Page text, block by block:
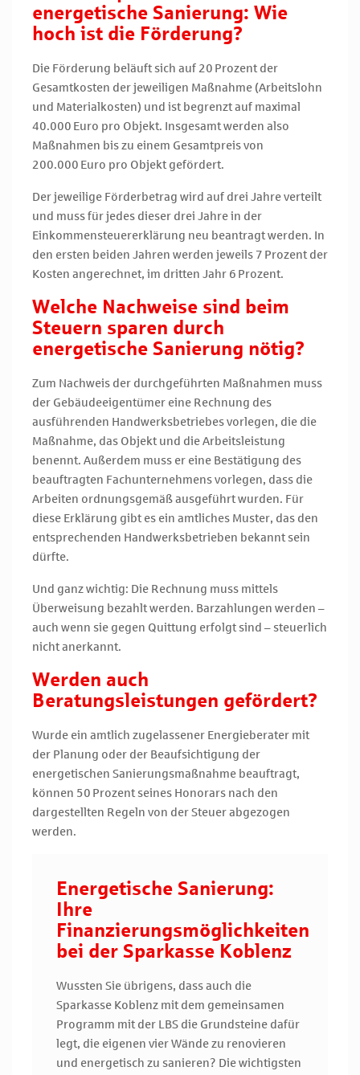
energetische Sanierung: Wie
hoch ist die Förderung?
Die Förderung beläuft sich auf 20 Prozent der
Gesamtkosten der jeweiligen Maßnahme (Arbeitslohn
und Materialkosten) und ist begrenzt auf maximal
40.000 Euro pro Objekt. Insgesamt werden also
Maßnahmen bis zu einem Gesamtpreis von
200.000 Euro pro Objekt gefördert.
Der jeweilige Förderbetrag wird auf drei Jahre verteilt
und muss für jedes dieser drei Jahre in der
Einkommensteuererklärung neu beantragt werden. In
den ersten beiden Jahren werden jeweils 7 Prozent der
Kosten angerechnet, im dritten Jahr 6 Prozent.
Welche Nachweise sind beim
Steuern sparen durch
energetische Sanierung nötig?
Zum Nachweis der durchgeführten Maßnahmen muss
der Gebäudeeigentümer eine Rechnung des
ausführenden Handwerksbetriebes vorlegen, die die
Maßnahme, das Objekt und die Arbeitsleistung
benennt. Außerdem muss er eine Bestätigung des
beauftragten Fachunternehmens vorlegen, dass die
Arbeiten ordnungsgemäß ausgeführt wurden. Für
diese Erklärung gibt es ein amtliches Muster, das den
entsprechenden Handwerksbetrieben bekannt sein
dürfte.
Und ganz wichtig: Die Rechnung muss mittels
Überweisung bezahlt werden. Barzahlungen werden –
auch wenn sie gegen Quittung erfolgt sind – steuerlich
nicht anerkannt.
Werden auch
Beratungsleistungen gefördert?
Wurde ein amtlich zugelassener Energieberater mit
der Planung oder der Beaufsichtigung der
energetischen Sanierungsmaßnahme beauftragt,
können 50 Prozent seines Honorars nach den
dargestellten Regeln von der Steuer abgezogen
werden.
Energetische Sanierung:
Ihre
Finanzierungsmöglichkeiten
bei der Sparkasse Koblenz
Wussten Sie übrigens, dass auch die
Sparkasse Koblenz mit dem gemeinsamen
Programm mit der LBS die Grundsteine dafür
legt, die eigenen vier Wände zu renovieren
und energetisch zu sanieren? Die wichtigsten